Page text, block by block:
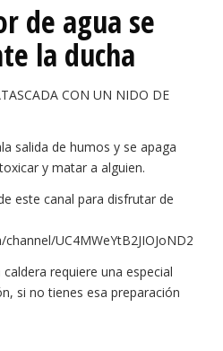
de agua se
la ducha
CON UN NIDO DE
salida de humos y se apaga
y matar a alguien.
este canal para disfrutar de
requiere una especial
si no tienes esa preparación